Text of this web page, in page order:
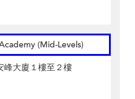
(Mid-Levels)
峰大廈１樓至２樓